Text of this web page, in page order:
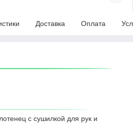
Доставка Оплата
с сушилкой для рук и